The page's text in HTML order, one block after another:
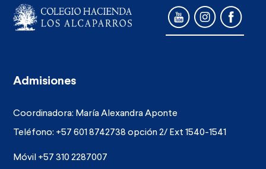
Admisiones
Coordinadora: María Alexandra Aponte
Teléfono: +57 601 8742738 opción 2/ Ext 1540-1541
Móvil +57 310 2287007